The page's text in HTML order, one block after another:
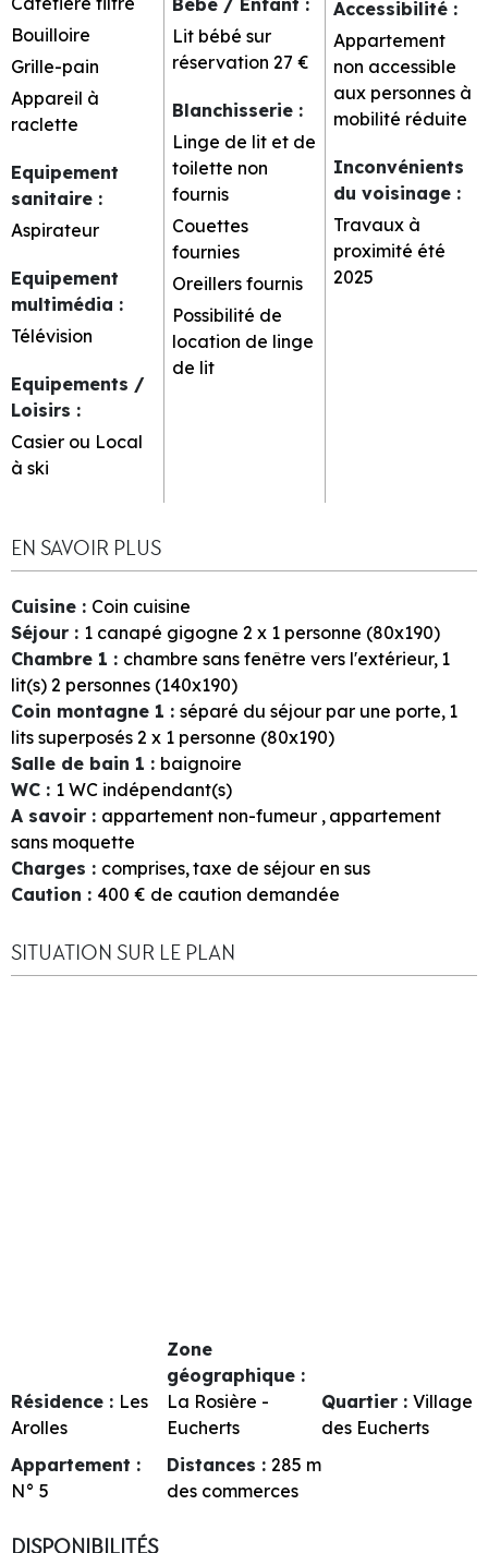
Bouilloire
Grille-pain
Appareil à
raclette
Equipement
sanitaire :
Aspirateur
Equipement
multimédia :
Télévision
Equipements /
Loisirs :
Casier ou Local
à ski
Lit bébé sur
réservation 27 €
Blanchisserie :
Linge de lit et de
toilette non
fournis
Couettes
fournies
Oreillers fournis
Possibilité de
location de linge
de lit
Accessibilité :
Appartement
non accessible
aux personnes à
mobilité réduite
Inconvénients
du voisinage :
Travaux à
proximité été
2025
EN SAVOIR PLUS
Cuisine : Coin cuisine
Séjour : 1 canapé gigogne 2 x 1 personne (80x190)
Chambre 1 : chambre sans fenêtre vers l'extérieur 1
lit(s) 2 personnes (140x190)
Coin montagne 1 : séparé du séjour par une porte 1
lits superposés 2 x 1 personne (80x190)
Salle de bain 1 : baignoire
WC : 1 WC indépendant(s)
A savoir : appartement non-fumeur appartement
sans moquette
Charges : comprises taxe de séjour en sus
Caution : 400 € de caution demandée
SITUATION SUR LE PLAN
Résidence : Les
Arolles
Zone
géographique :
La Rosière -
Eucherts
Quartier :Village
des Eucherts
Appartement :
N° 5
Distances : 285 m
des commerces
DISPONIBILITÉS